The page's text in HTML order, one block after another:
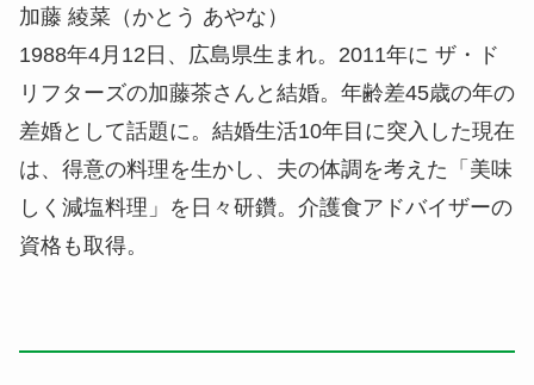
加藤 綾菜（かとう あやな）
1988年4月12日、広島県生まれ。2011年に ザ・ド
リフターズの加藤茶さんと結婚。年齢差45歳の年の
差婚として話題に。結婚生活10年目に突入した現在
は、得意の料理を生かし、夫の体調を考えた「美味
しく減塩料理」を日々研鑽。介護食アドバイザーの
資格も取得。